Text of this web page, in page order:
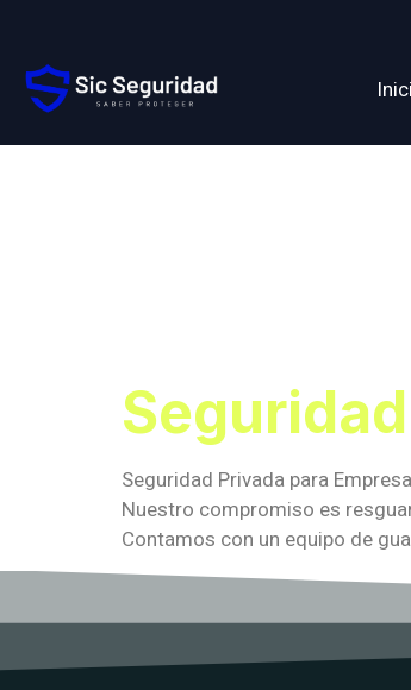
Seguridad Privada para
Nuestro compromiso es
Contamos con un equipo de